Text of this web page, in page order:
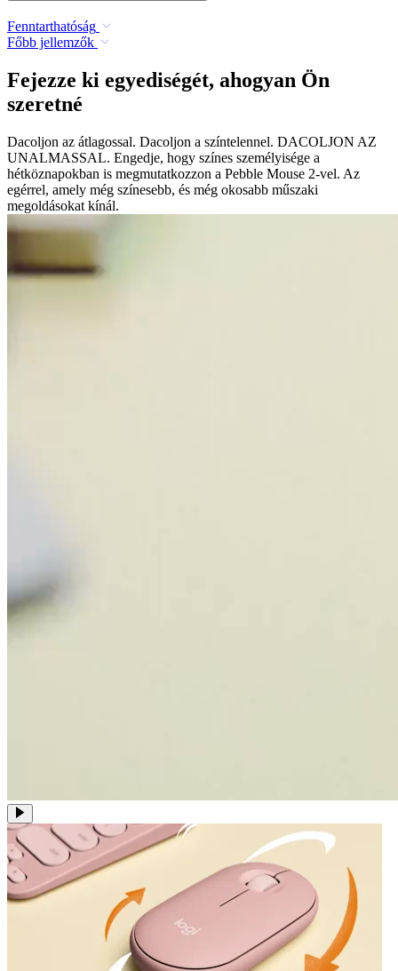
Fenntarthatóság
Főbb jellemzők
Fejezze ki egyediségét, ahogyan Ön
szeretné
Dacoljon az átlagossal. Dacoljon a színtelennel. DACOLJON AZ
UNALMASSAL. Engedje, hogy színes személyisége a
hétköznapokban is megmutatkozzon a Pebble Mouse 2-vel. Az
egérrel, amely még színesebb, és még okosabb műszaki
megoldásokat kínál.